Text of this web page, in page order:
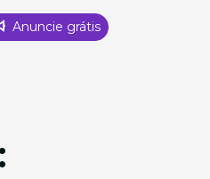
Anuncie grátis